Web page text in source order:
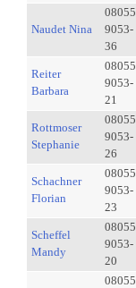
Naudet Nina
08055
9053-
36
Reiter
Barbara
08055
9053-
21
Rottmoser
Stephanie
08055
9053-
26
Schachner
Florian
08055
9053-
23
Scheffel
Mandy
08055
9053-
20
08055